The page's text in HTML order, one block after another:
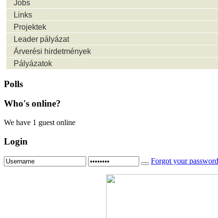
Jobs
Links
Projektek
Leader pályázat
Árverési hirdetmények
Pályázatok
Polls
Who's online?
We have 1 guest online
Login
Forgot your